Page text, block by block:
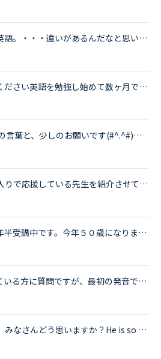
アメリカ英語とイギリス英語。・・・違いがあるんだなと思いながらも、「自分はアメリカ英語を学びたい！」「イギリス英語の方が正当だ！」などと意識したことはありませんでした。先日、セルビアの先生のレッス...
みなさんの成長を教えてください英語を勉強し始めて数ヶ月です。今は留学に行けないですが日本にいても英語が話せるようになりたいので頑張りたいです。頑張ってできるようになった人もいるから自分も踏ん張ろう...
Native Campさんに感謝の言葉と、少しのお願いです(#^.^#)素晴らしいサービス、ありがとうございます。英会話を勉強し始めた頃は、ネイティブの方達に比べて時間を浪費している、と思う事がありました。今は、非...
こんにちは！私のお気に入りで応援している先生を紹介させてください。フィリピン人の女性の先生二人で、ウェンディー(Wendy)先生(41歳)とベラ(Bella)先生(41歳)です。私はもっぱらﾌﾘｰﾄｰｸで受講しているのですが...
ネイティブキャンプ約１年半受講中です。今年５０歳になりました若い頃から英語を話せる事に憧れていましたが子育てや仕事に追われ始められずにいました。ある日、おっとりしたパートの同僚が突然来店した外国人...
デイリーニュースを使っている方に質問ですが、最初の発音でアメリカ音声とイギリス音声どっち使ってますか？フィリピン人の先生だと「アメリカ音声でいい？」と聞かれることが多いのでいつもアメリカ音声オンリ...
【解決済み？】この文章、みなさんどう思いますか？He is so cool.I wish I were like his.彼はとてもかっこいい。私は彼のようになりたい。ということなのですが、この前カリフォルニア出身のネイティブの友達に...